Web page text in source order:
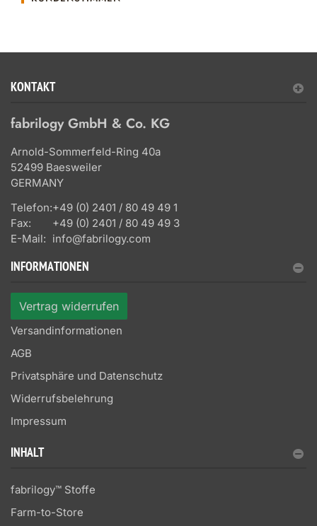
KONTAKT
fabrilogy GmbH & Co. KG
Arnold-Sommerfeld-Ring 40a
52499 Baesweiler
GERMANY
Telefon:+49 (0) 2401 / 80 49 49 1
Fax:
+49 (0) 2401 / 80 49 49 3
E-Mail: info@fabrilogy.com
INFORMATIONEN
Vertrag widerrufen
Versandinformationen
AGB
Privatsphäre und Datenschutz
Widerrufsbelehrung
Impressum
INHALT
fabrilogy™ Stoffe
Farm-to-Store